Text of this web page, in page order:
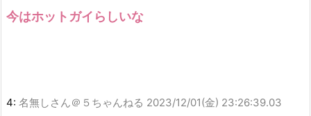
今はホットガイらしいな
4: 名無しさん＠５ちゃんねる 2023/12/01(金) 23:26:39.03